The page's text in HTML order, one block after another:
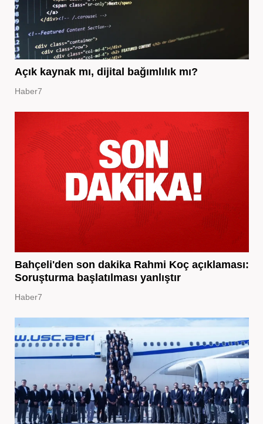
Açık kaynak mı, dijital bağımlılık mı?
Haber7
Bahçeli'den son dakika Rahmi Koç açıklaması:
Soruşturma başlatılması yanlıştır
Haber7